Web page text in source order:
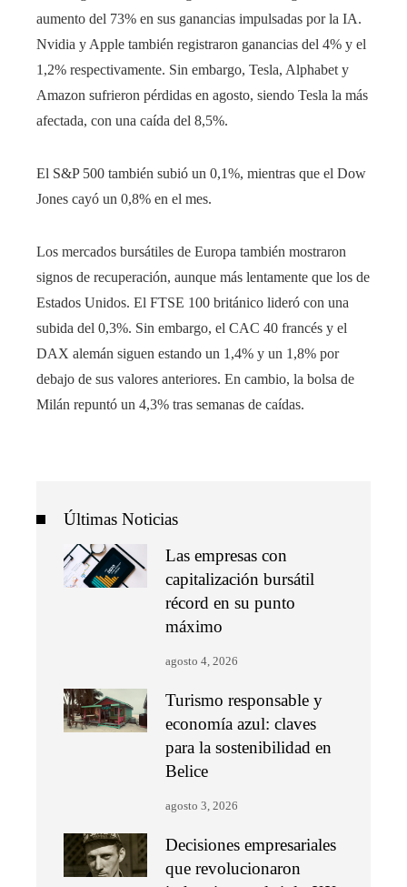
aumento del 73% en sus ganancias impulsadas por la IA.
Nvidia y Apple también registraron ganancias del 4% y el
1,2% respectivamente. Sin embargo, Tesla, Alphabet y
Amazon sufrieron pérdidas en agosto, siendo Tesla la más
afectada, con una caída del 8,5%.
El S&P 500 también subió un 0,1%, mientras que el Dow
Jones cayó un 0,8% en el mes.
Los mercados bursátiles de Europa también mostraron
signos de recuperación, aunque más lentamente que los de
Estados Unidos. El FTSE 100 británico lideró con una
subida del 0,3%. Sin embargo, el CAC 40 francés y el
DAX alemán siguen estando un 1,4% y un 1,8% por
debajo de sus valores anteriores. En cambio, la bolsa de
Milán repuntó un 4,3% tras semanas de caídas.
Últimas Noticias
Las empresas con
capitalización bursátil
récord en su punto
máximo
agosto 4, 2026
Turismo responsable y
economía azul: claves
para la sostenibilidad en
Belice
agosto 3, 2026
Decisiones empresariales
que revolucionaron